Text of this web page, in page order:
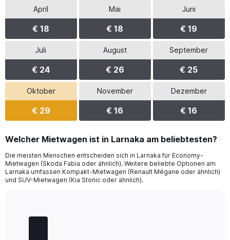
April
€ 18
Mai
€ 18
Juni
€ 19
Juli
€ 24
August
€ 26
September
€ 25
Oktober
€ 29
November
€ 16
Dezember
€ 16
Welcher Mietwagen ist in Larnaka am beliebtesten?
Die meisten Menschen entscheiden sich in Larnaka für Economy-
Mietwagen (Skoda Fabia oder ähnlich). Weitere beliebte Optionen am
Larnaka umfassen Kompakt-Mietwagen (Renault Mégane oder ähnlich)
und SUV-Mietwagen (Kia Stonic oder ähnlich).
chart
graphic.